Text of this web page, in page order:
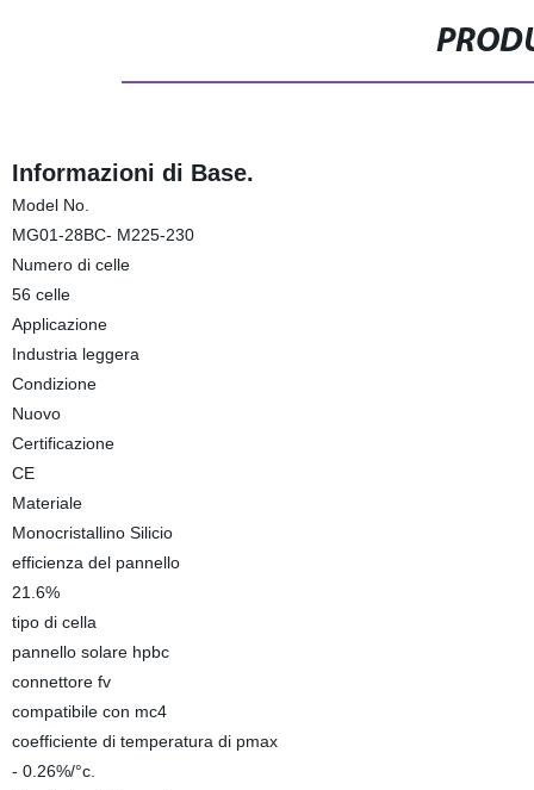
Informazioni di Base.
Model No.
MG01-28BC- M225-230
Numero di celle
56 celle
Applicazione
Industria leggera
Condizione
Nuovo
Certificazione
CE
Materiale
Monocristallino Silicio
efficienza del pannello
21.6%
tipo di cella
pannello solare hpbc
connettore fv
compatibile con mc4
coefficiente di temperatura di pmax
- 0.26%/°c.